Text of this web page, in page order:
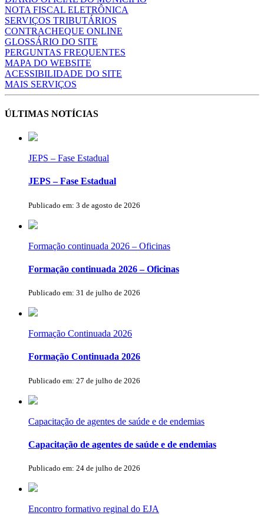
NOTA FISCAL ELETRÔNICA
SERVIÇOS TRIBUTÁRIOS
CONTRACHEQUE ONLINE
GLOSSÁRIO DO SITE
PERGUNTAS FREQUENTES
MAPA DO WEBSITE
ACESSIBILIDADE DO SITE
MAIS SERVIÇOS
ÚLTIMAS NOTÍCIAS
JEPS – Fase Estadual
JEPS – Fase Estadual
Publicado em: 3 de agosto de 2026
Formação continuada 2026 – Oficinas
Formação continuada 2026 – Oficinas
Publicado em: 31 de julho de 2026
Formação Continuada 2026
Formação Continuada 2026
Publicado em: 27 de julho de 2026
Capacitação de agentes de saúde e de endemias
Capacitação de agentes de saúde e de endemias
Publicado em: 24 de julho de 2026
Encontro formativo reginal do EJA